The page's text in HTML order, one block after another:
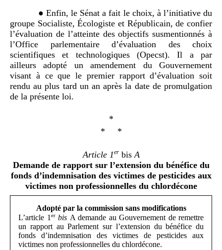
● Enfin, le Sénat a fait le choix, à l’initiative du
groupe Socialiste, Écologiste et Républicain, de confier
l’évaluation de l’atteinte des objectifs susmentionnés à
l’Office parlementaire d’évaluation des choix
scientifiques et technologiques (Opecst). Il a par
ailleurs adopté un amendement du Gouvernement
visant à ce que le premier rapport d’évaluation soit
rendu au plus tard un an après la date de promulgation
de la présente loi.
*
* *
Article 1er bis A
Demande de rapport sur l’extension du bénéfice du
fonds d’indemnisation des victimes de pesticides aux
victimes non professionnelles du chlordécone
Adopté par la commission sans modifications
L’article 1 er bis A demande au Gouvernement de remettre
un rapport au Parlement sur l’extension du bénéfice du
fonds d’indemnisation des victimes de pesticides aux
victimes non professionnelles du chlordécone.